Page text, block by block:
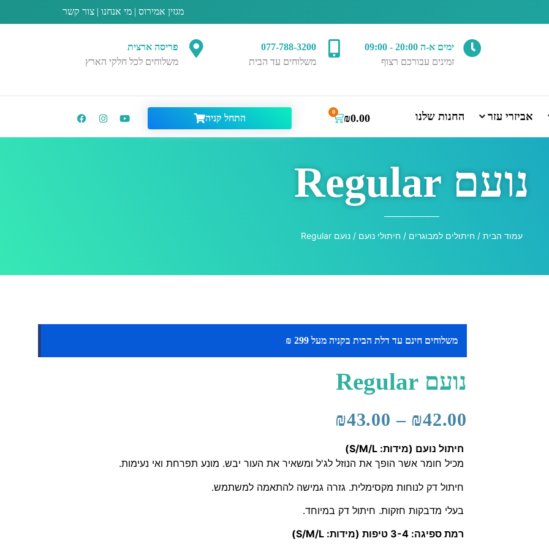
מגזין אמירוס | מי אנחנו | צור קשר
ימים א-ה 20:00 - 09:00
זמינים עבורכם רצוף
077-788-3200
משלוחים עד הבית
פריסה ארצית
משלוחים לכל חלקי הארץ
אביזרי עזר החנות שלנו ₪0.00
0
התחל קניה
נועם Regular
עמוד הבית / חיתולים למבוגרים / חיתולי נועם / נועם Regular
משלוחים חינם עד דלת הבית בקניה מעל 299 ₪
נועם Regular
₪42.00
–
₪43.00
חיתול נועם (מידות: S/M/L)
מכיל חומר אשר הופך את הנוזל לג'ל ומשאיר את העור יבש. מונע תפרחת ואי נעימות.
חיתול דק לנוחות מקסימלית. גזרה גמישה להתאמה למשתמש.
בעלי מדבקות חזקות. חיתול דק במיוחד.
רמת ספיגה: 3-4 טיפות (מידות: S/M/L)